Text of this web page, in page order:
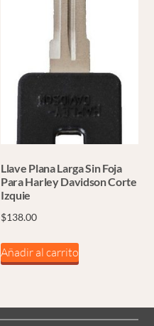
Llave Plana Larga Sin Foja
Para Harley Davidson Corte
Izquie
$138.00
Añadir al carrito